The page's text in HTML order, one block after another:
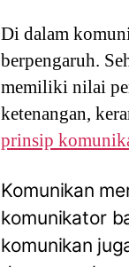
Di dalam
berpengaruh.
memiliki nilai
ketenangan,
prinsip
Komunikan
komunikator
komunikan